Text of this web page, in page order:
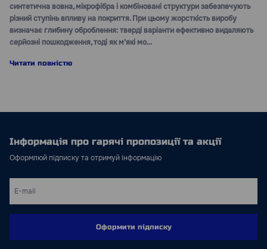
синтетична вовна, мікрофібра і комбіновані структури забезпечують
різний ступінь впливу на покриття. При цьому жорсткість виробу
визначає глибину оброблення: тверді варіанти ефективно видаляють
серйозні пошкодження, тоді як м'які мо…
Читати повністю
Інформація про гарячі пропозиції та акції
Оформлюй підписку та отримуй інформацію
Оформити підписку